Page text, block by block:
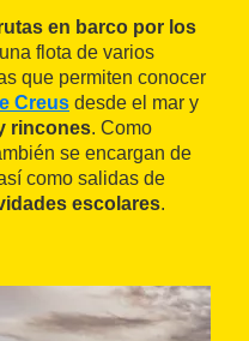
en barco por los
flota de varios
que permiten conocer
Creus desde el mar y
rincones. Como
se encargan de
como salidas de
escolares.